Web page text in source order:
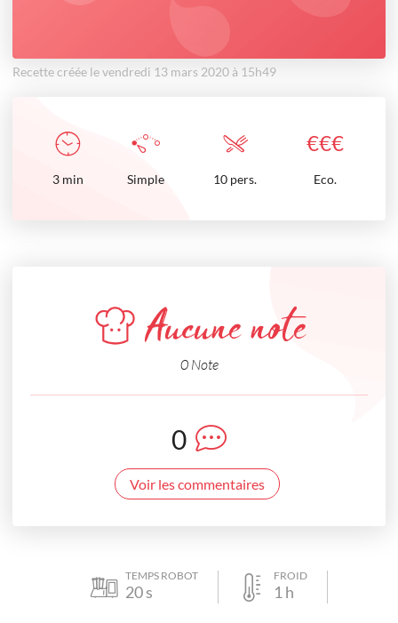
Recette créée le vendredi 13 mars 2020 à 15h49
€€€
3 min Simple 10 pers. Eco.
Aucune note
0 Note
0
Voir les commentaires
TEMPS ROBOT
20s
FROID
1 h